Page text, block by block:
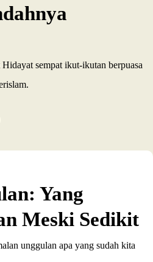
sempat ikut-ikutan berpuasa
Yang
Meski Sedikit
unggulan apa yang sudah kita